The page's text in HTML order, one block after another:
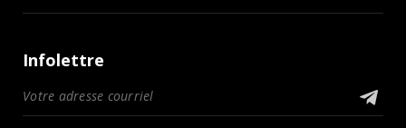
Infolettre